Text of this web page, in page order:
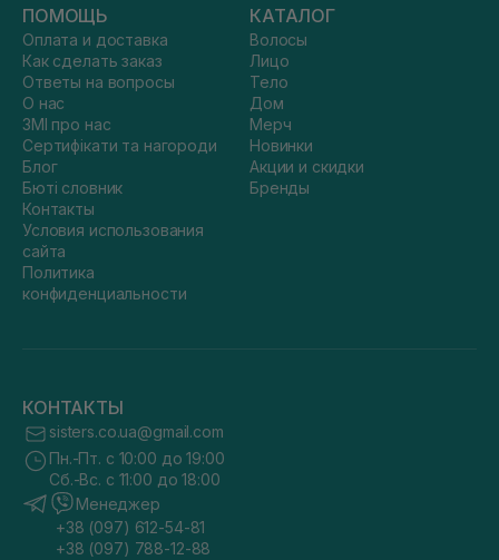
ПОМОЩЬ
Оплата и доставка
Как сделать заказ
Ответы на вопросы
О нас
ЗМІ про нас
Сертифікати та нагороди
Блог
Бюті словник
Контакты
Условия использования
сайта
Политика
конфиденциальности
КАТАЛОГ
Волосы
Лицо
Тело
Дом
Мерч
Новинки
Акции и скидки
Бренды
КОНТАКТЫ
sisters.co.ua@gmail.com
Пн.-Пт. с 10:00 до 19:00
Сб.-Вс. с 11:00 до 18:00
Менеджер
+38 (097) 612-54-81
+38 (097) 788-12-88